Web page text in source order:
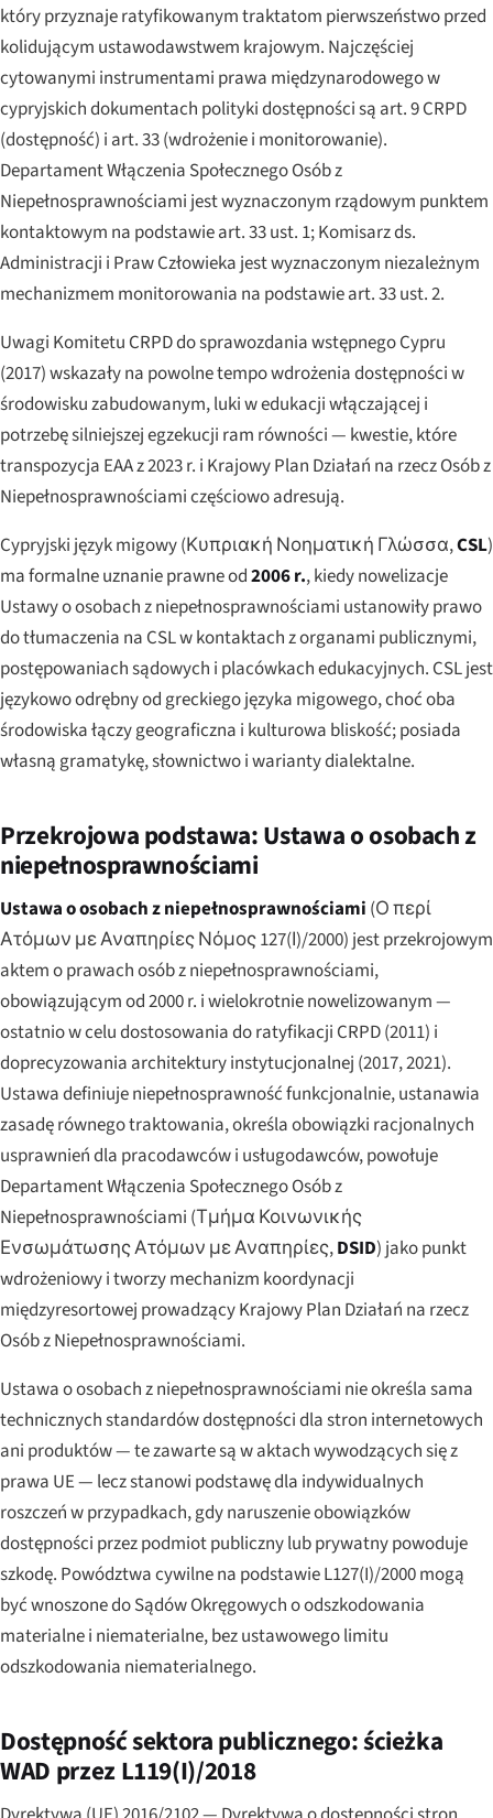
który przyznaje ratyfikowanym traktatom pierwszeństwo przed
kolidującym ustawodawstwem krajowym. Najczęściej
cytowanymi instrumentami prawa międzynarodowego w
cypryjskich dokumentach polityki dostępności są art. 9 CRPD
(dostępność) i art. 33 (wdrożenie i monitorowanie).
Departament Włączenia Społecznego Osób z
Niepełnosprawnościami jest wyznaczonym rządowym punktem
kontaktowym na podstawie art. 33 ust. 1; Komisarz ds.
Administracji i Praw Człowieka jest wyznaczonym niezależnym
mechanizmem monitorowania na podstawie art. 33 ust. 2.
Uwagi Komitetu CRPD do sprawozdania wstępnego Cypru
(2017) wskazały na powolne tempo wdrożenia dostępności w
środowisku zabudowanym, luki w edukacji włączającej i
potrzebę silniejszej egzekucji ram równości — kwestie, które
transpozycja EAA z 2023 r. i Krajowy Plan Działań na rzecz Osób z
Niepełnosprawnościami częściowo adresują.
Cypryjski język migowy (Κυπριακή Νοηματική Γλώσσα,CSL)
ma formalne uznanie prawne od2006 r., kiedy nowelizacje
Ustawy o osobach z niepełnosprawnościami ustanowiły prawo
do tłumaczenia na CSL w kontaktach z organami publicznymi,
postępowaniach sądowych i placówkach edukacyjnych. CSL jest
językowo odrębny od greckiego języka migowego, choć oba
środowiska łączy geograficzna i kulturowa bliskość; posiada
własną gramatykę, słownictwo i warianty dialektalne.
Przekrojowa podstawa: Ustawa o osobach z
niepełnosprawnościami
Ustawa o osobach z niepełnosprawnościami (Ο περί
Ατόμων με Αναπηρίες Νόμος 127(Ι)/2000) jest przekrojowym
aktem o prawach osób z niepełnosprawnościami,
obowiązującym od 2000 r. i wielokrotnie nowelizowanym —
ostatnio w celu dostosowania do ratyfikacji CRPD (2011) i
doprecyzowania architektury instytucjonalnej (2017, 2021).
Ustawa definiuje niepełnosprawność funkcjonalnie, ustanawia
zasadę równego traktowania, określa obowiązki racjonalnych
usprawnień dla pracodawców i usługodawców, powołuje
Departament Włączenia Społecznego Osób z
Niepełnosprawnościami (Τμήμα Κοινωνικής
Ενσωμάτωσης Ατόμων με Αναπηρίες,DSID) jako punkt
wdrożeniowy i tworzy mechanizm koordynacji
międzyresortowej prowadzący Krajowy Plan Działań na rzecz
Osób z Niepełnosprawnościami.
Ustawa o osobach z niepełnosprawnościami nie określa sama
technicznych standardów dostępności dla stron internetowych
ani produktów — te zawarte są w aktach wywodzących się z
prawa UE — lecz stanowi podstawę dla indywidualnych
roszczeń w przypadkach, gdy naruszenie obowiązków
dostępności przez podmiot publiczny lub prywatny powoduje
szkodę. Powództwa cywilne na podstawie L127(I)/2000 mogą
być wnoszone do Sądów Okręgowych o odszkodowania
materialne i niematerialne, bez ustawowego limitu
odszkodowania niematerialnego.
Dostępność sektora publicznego: ścieżka
WAD przez L119(I)/2018